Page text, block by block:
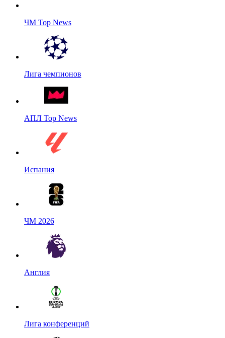
ЧМ Top News
Лига чемпионов
АПЛ Top News
Испания
ЧМ 2026
Англия
Лига конференций